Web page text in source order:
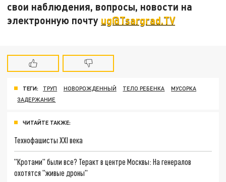
свои наблюдения, вопросы, новости на
электронную почту ug@Tsargrad.TV
ТЕГИ: ТРУП НОВОРОЖДЕННЫЙ ТЕЛО РЕБЕНКА
МУСОРКА
ЗАДЕРЖАНИЕ
ЧИТАЙТЕ ТАКЖЕ:
Технофашисты XXI века
"Кротами" были все? Теракт в центре Москвы: На генералов
охотятся "живые дроны"